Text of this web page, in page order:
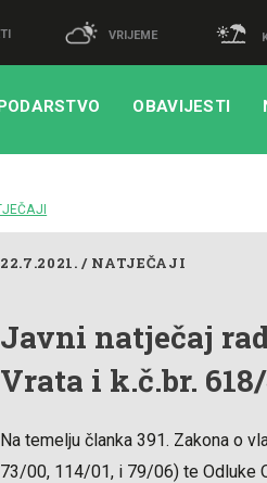
VRIJEME
OBAVIJESTI
22.7.2021. / NATJEČAJI
Javni natječaj
Vrata i k.č.br.
Na temelju članka 391. Zakona o
73/00, 114/01, i 79/06) te Odluke